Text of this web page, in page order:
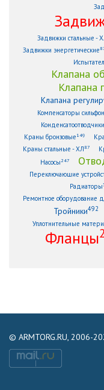
Задвижки стальные -
Задвижки энергетические
Клапана
Клапана
Клапана
Компенсаторы
Краны бронзовые149
Краны стальные - ХЛ87
Насосы 247
Переключающие
Радиаторы
Ремонтное оборудование
Тройники492
Уплотнительные
Фланцы
© ARMTORG.RU, 2006-